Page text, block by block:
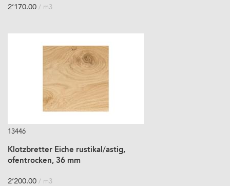
2’170.00 / m3
13446
Klotzbretter Eiche rustikal/astig,
ofentrocken, 36 mm
2’200.00 / m3